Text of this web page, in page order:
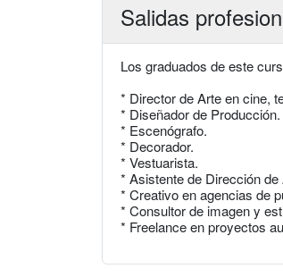
Salidas
Los graduados de este
* Director de Arte en cine,
* Diseñador de Producción.
* Escenógrafo.
* Decorador.
* Vestuarista.
* Asistente de Dirección de
* Creativo en agencias de
* Consultor de imagen y
* Freelance en proyectos